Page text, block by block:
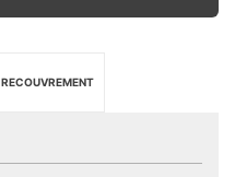
RECOUVREMENT